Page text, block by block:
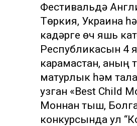
Фестивальдә
Төркия, Украина
кадәрге өч яшь
Республикасын 4
карамастан, аның
матурлык һәм
узган «Best Child
Моннан тыш,
конкурсында ул